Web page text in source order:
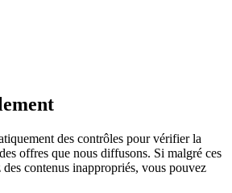
des contrôles pour vérifier la
offres que nous diffusons. Si malgré ces
contenus inappropriés, vous pouvez